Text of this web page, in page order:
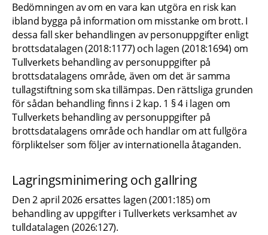
Bedömningen av om en vara kan utgöra en risk kan
ibland bygga på information om misstanke om brott. I
dessa fall sker behandlingen av personuppgifter enligt
brottsdatalagen (2018:1177) och lagen (2018:1694) om
Tullverkets behandling av personuppgifter på
brottsdatalagens område, även om det är samma
tullagstiftning som ska tillämpas. Den rättsliga grunden
för sådan behandling finns i 2 kap. 1 § 4 i lagen om
Tullverkets behandling av personuppgifter på
brottsdatalagens område och handlar om att fullgöra
förpliktelser som följer av internationella åtaganden.
Lagringsminimering och gallring
Den 2 april 2026 ersattes lagen (2001:185) om
behandling av uppgifter i Tullverkets verksamhet av
tulldatalagen (2026:127).